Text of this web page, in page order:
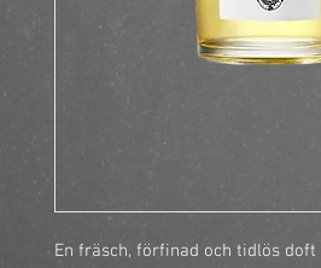
En fräsch, förfinad och tidlös